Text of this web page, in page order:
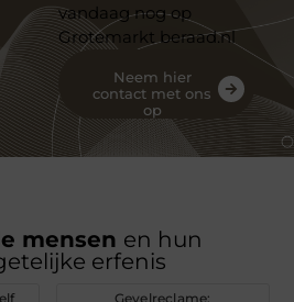
vandaag nog op
Grotemarkt beraad.nl
Neem hier
contact met ons
op
mensen en hun
erfenis
Gevelreclame: